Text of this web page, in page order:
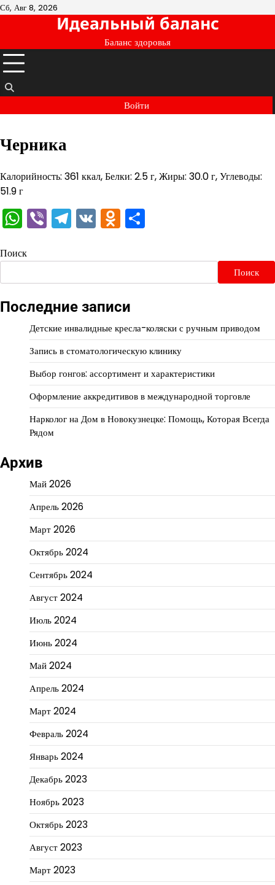
Перейти
Сб, Авг 8, 2026
Идеальный баланс
Баланс здоровья
Войти
Черника
Калорийность: 361 ккал, Белки: 2.5 г, Жиры: 30.0 г, Углеводы:
51.9 г
WhatsApp
ViberTelegram
VKOdnoklassniki
Поиск
Поиск
Последние записи
Детские инвалидные кресла-коляски с ручным приводом
Запись в стоматологическую клинику
Выбор гонгов: ассортимент и характеристики
Оформление аккредитивов в международной торговле
Нарколог на Дом в Новокузнецке: Помощь, Которая Всегда
Рядом
Архив
Май 2026
Апрель 2026
Март 2026
Октябрь 2024
Сентябрь 2024
Август 2024
Июль 2024
Июнь 2024
Май 2024
Апрель 2024
Март 2024
Февраль 2024
Январь 2024
Декабрь 2023
Ноябрь 2023
Октябрь 2023
Август 2023
Март 2023